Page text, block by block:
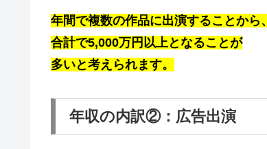
年間で複数の作品に出演することから、
合計で5,000万円以上となることが
多いと考えられます。
年収の内訳②：広告出演